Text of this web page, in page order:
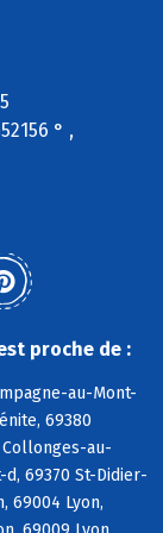
° ,
proche de :
au-Mont-
69380
Collonges-au-
69370 St-Didier-
69004 Lyon,